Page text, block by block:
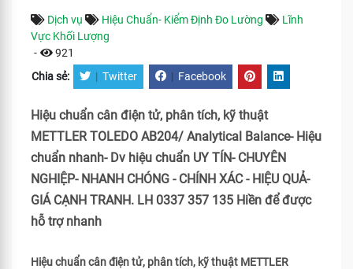
Dịch vụ Hiệu Chuẩn- Kiểm Định Đo Lường
Lĩnh
Vực Khối Lượng
-
921
Chia sẻ: | Twitter | Facebook
Hiệu chuẩn cân điện tử, phân tích, kỹ thuật
METTLER TOLEDO AB204/ Analytical Balance- Hiệu
chuẩn nhanh- Dv hiệu chuẩn UY TÍN- CHUYÊN
NGHIỆP- NHANH CHÓNG - CHÍNH XÁC - HIỆU QUẢ-
GIÁ CẠNH TRANH. LH 0337 357 135 Hiền để được
hỗ trợ nhanh
Hiệu chuẩn cân điện tử, phân tích, kỹ thuật METTLER